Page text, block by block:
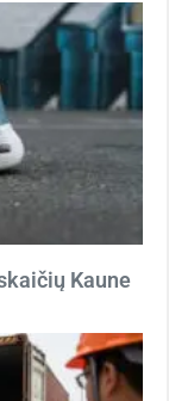
Kaune